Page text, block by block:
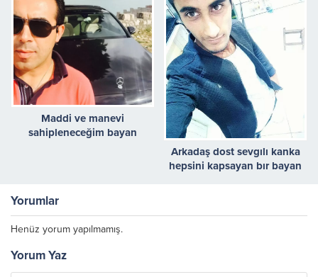
Maddi ve manevi
sahipleneceğim bayan
Arkadaş dost sevgılı kanka
hepsini kapsayan bır bayan
Yorumlar
Henüz yorum yapılmamış.
Yorum Yaz